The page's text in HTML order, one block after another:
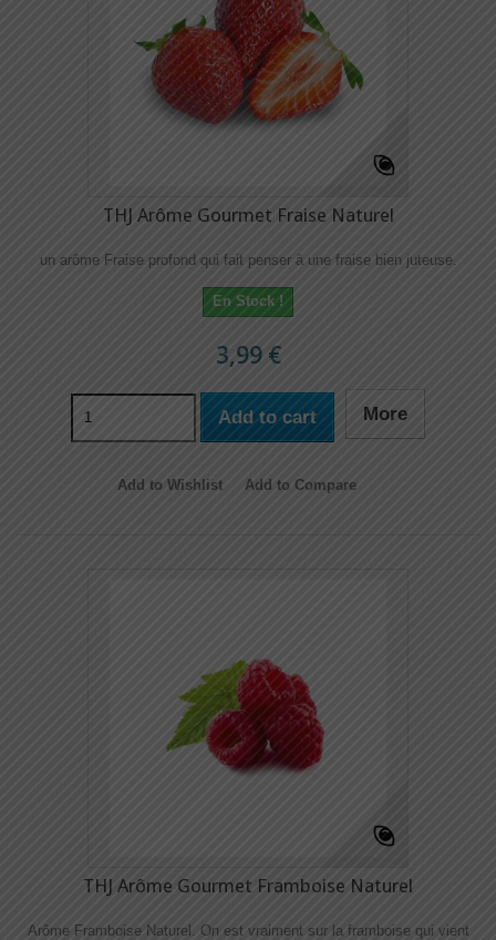
THJ Arôme Gourmet Fraise Naturel
un arôme Fraise profond qui fait penser à une fraise bien juteuse.
En Stock !
3,99 €
Add to cart More
Add to Wishlist Add to Compare
THJ Arôme Gourmet Framboise Naturel
Arôme Framboise Naturel. On est vraiment sur la framboise qui vient